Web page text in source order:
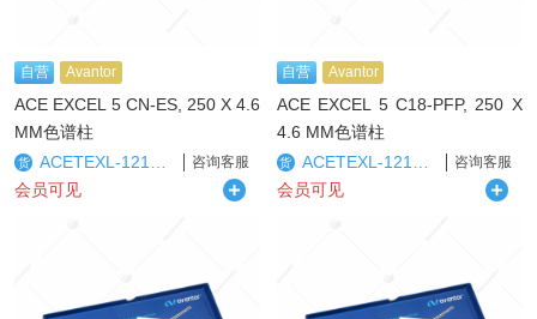
自营 Avantor
ACE EXCEL 5 CN-ES, 250 X 4.6
MM色谱柱
货 咨询客服
会员可见
自营 Avantor
ACE EXCEL 5 C18-PFP, 250 X
4.6 MM色谱柱
货 咨询客服
会员可见